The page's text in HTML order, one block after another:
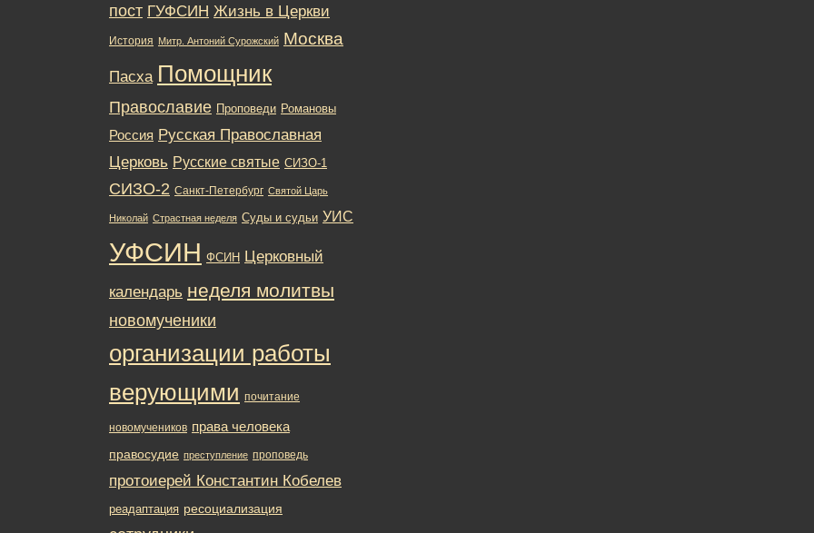
пост ГУФСИН Жизнь в Церкви
История Митр. Антоний Сурожский Москва
Пасха Помощник
Православие Проповеди Романовы
Россия Русская Православная
Церковь Русские святые СИЗО-1
СИЗО-2 Санкт-Петербург Святой Царь
Николай Страстная неделя Суды и судьи УИС
УФСИН ФСИН Церковный
календарь неделя молитвы
новомученики
организации работы
верующими почитание
новомучеников права человека
правосудие преступление проповедь
протоиерей Константин Кобелев
реадаптация ресоциализация